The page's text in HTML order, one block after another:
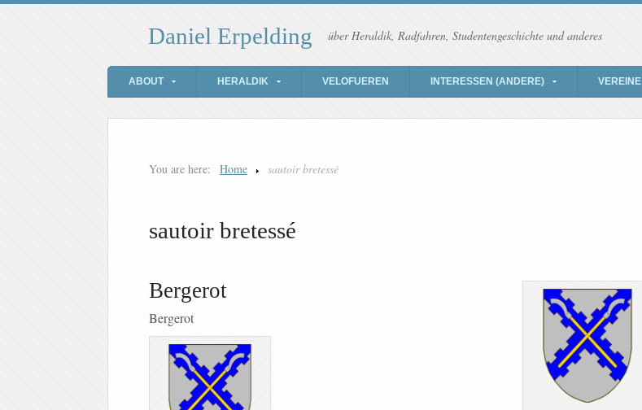
Daniel Erpelding über Heraldik, Radfahren, Studentengeschichte und anderes
ABOUT HERALDIK VELOFUEREN INTERESSEN (ANDERE) VEREINE
You are here: Home sautoir bretessé
sautoir bretessé
Bergerot
Bergerot